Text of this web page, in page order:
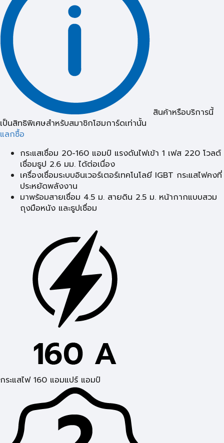
สินค้าหรือบริการนี้
เป็นสิทธิพิเศษสำหรับสมาชิกโฮมการ์ดเท่านั้น
แลกซื้อ
กระแสเชื่อม 20-160 แอมป์ แรงดันไฟเข้า 1 เฟส 220 โวลต์
เชื่อมธูป 2.6 มม. ได้ต่อเนื่อง
เครื่องเชื่อมระบบอินเวอร์เตอร์เทคโนโลยี IGBT กระแสไฟคงที่
ประหยัดพลังงาน
มาพร้อมสายเชื่อม 4.5 ม. สายดิน 2.5 ม. หน้ากากแบบสวม
ถุงมือหนัง และธูปเชื่อม
กระแสไฟ 160 แอมแปร์ แอมป์